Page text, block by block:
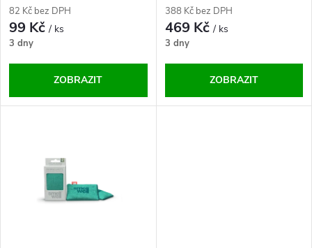
r
o
u
r
o
d
82 Kč bez DPH
99 Kč/ ks
3 dny
ZOBRAZIT
388 Kč bez DPH
469 Kč/ ks
3 dny
ZOBRAZIT